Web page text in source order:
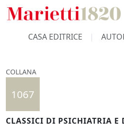
CASA EDITRICE
COLLANA
1067
CLASSICI DI PSICHIATRIA